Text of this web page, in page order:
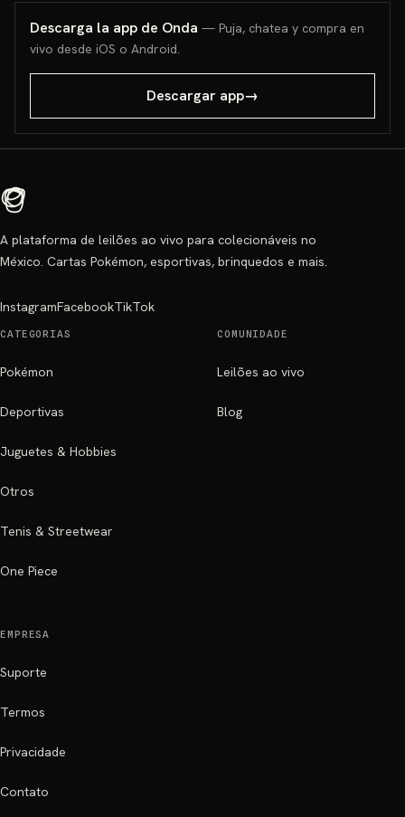
Descarga la app de Onda — Puja, chatea y compra en
vivo desde iOS o Android.
Descargar app→
A plataforma de leilões ao vivo para colecionáveis no
México. Cartas Pokémon, esportivas, brinquedos e mais.
InstagramFacebookTikTok
CATEGORIAS
Pokémon
Deportivas
Juguetes & Hobbies
Otros
Tenis & Streetwear
One Piece
COMUNIDADE
Leilões ao vivo
Blog
EMPRESA
Suporte
Termos
Privacidade
Contato